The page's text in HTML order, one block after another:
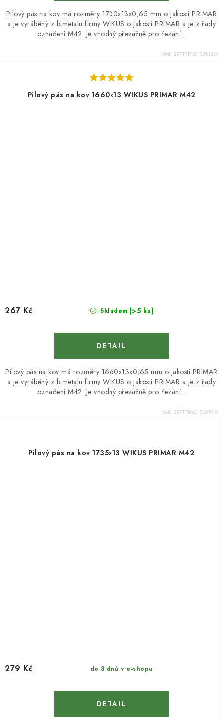
Pilový pás na kov má rozměry 1730x13x0,65 mm o jakosti PRIMAR
a je vyráběný z bimetalu firmy WIKUS o jakosti PRIMAR a je z řady
označení M42. Je vhodný převážně pro řezání...
Kód: 2971P1730130812W
Pilový pás na kov 1660x13 WIKUS PRIMAR M42
Skladem (>5 ks)
267 Kč
Pilový pás na kov má rozměry 1660x13x0,65 mm o jakosti PRIMAR
a je vyráběný z bimetalu firmy WIKUS o jakosti PRIMAR a je z řady
označení M42. Je vhodný převážně pro řezání...
Kód: 2971P1660130610W
Pilový pás na kov 1735x13 WIKUS PRIMAR M42
do 3 dnů v e-shopu
279 Kč